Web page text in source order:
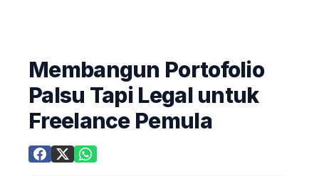
Membangun Portofolio
Palsu Tapi Legal untuk
Freelance Pemula